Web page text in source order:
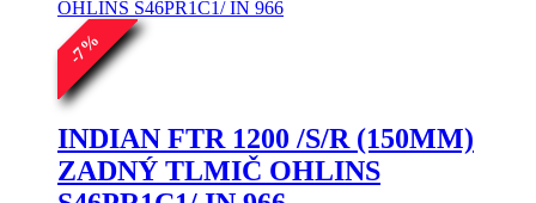
-
7
%
INDIAN FTR 1200 /S/R (150MM)
ZADNÝ TLMIČ OHLINS